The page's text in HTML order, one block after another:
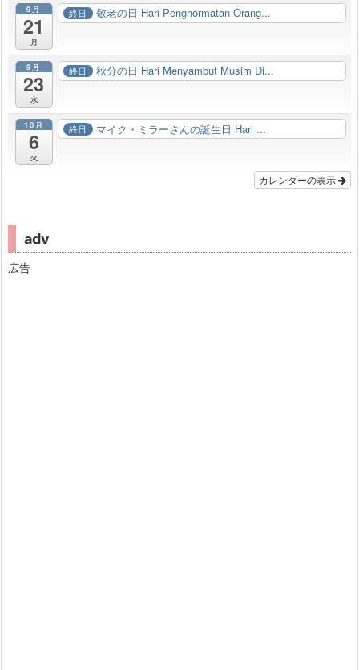
9月
21
月
終日 敬老の日 Hari Penghormatan Orang...
9月
23
水
終日 秋分の日 Hari Menyambut Musim Di...
10月
6
火
終日 マイク・ミラーさんの誕生日 Hari ...
カレンダーの表示
adv
広告